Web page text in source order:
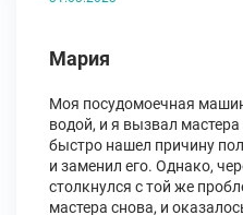
Мария
Моя посудомоечная
водой, и я вызвал
быстро нашел причину
и заменил его. Однако,
столкнулся с той же
мастера снова, и